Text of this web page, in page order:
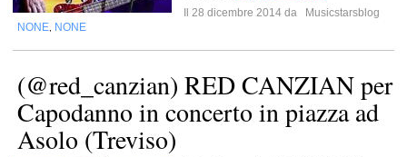
Il 28 dicembre 2014 da
Musicstarsblog
NONE NONE
(@red_canzian) RED CANZIAN per
Capodanno in concerto in piazza ad
Asolo (Treviso)